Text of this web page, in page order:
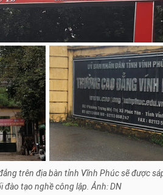
trên địa bàn tỉnh Vĩnh Phúc sẽ được
đào tạo nghề công lập. Ảnh: DN